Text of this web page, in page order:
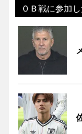
ＯＢ戦に参加